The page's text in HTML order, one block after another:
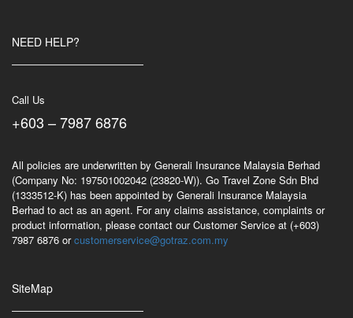
NEED HELP?
Call Us
+603 – 7987 6876
All policies are underwritten by Generali Insurance Malaysia Berhad
(Company No: 197501002042 (23820-W)). Go Travel Zone Sdn Bhd
(1333512-K) has been appointed by Generali Insurance Malaysia
Berhad to act as an agent. For any claims assistance, complaints or
product information, please contact our Customer Service at (+603)
7987 6876 orcustomerservice@gotraz.com.my
SiteMap